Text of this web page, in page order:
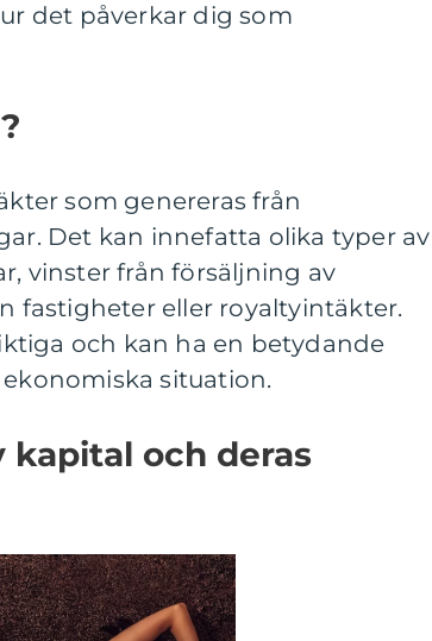
det påverkar dig som
som genereras från
Det kan innefatta olika typer av
vinster från försäljning av
fastigheter eller royaltyintäkter.
och kan ha en betydande
situation.
kapital och deras